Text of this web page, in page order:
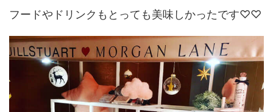
フードやドリンクもとっても美味しかったです♡♡